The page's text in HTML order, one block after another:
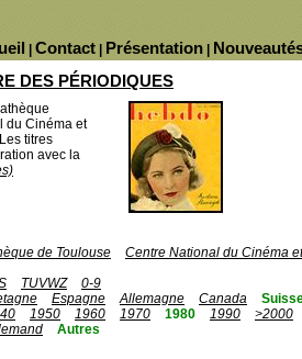
Présentation
Contact
DES PÉRIODIQUES
du Cinéma et
titres
avec la
de Toulouse
Centre National du Cinéma
TUVWZ
0-9
Espagne Allemagne Canada
1950 1960 1970 1980 1990
>2000
Autres